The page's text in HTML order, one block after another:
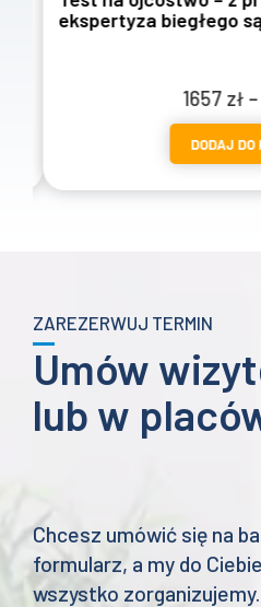
ekspertyza biegłego
1657zł–
DODAJ DO
ZAREZERWUJ TERMIN
Umów
lub w
Chcesz umówić się na
formularz, a my do
wszystko zorganizujemy.